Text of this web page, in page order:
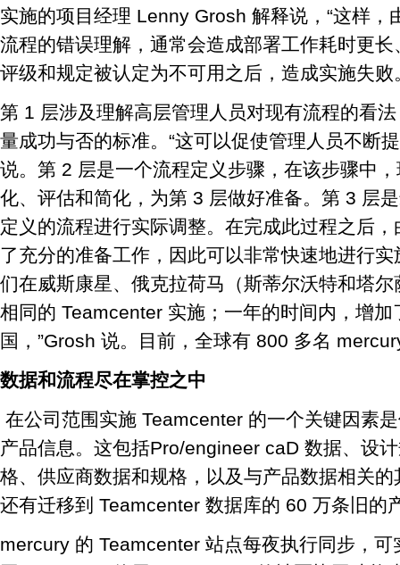
实施的项目经理 Lenny Grosh 解释说，“这样，
流程的错误理解，通常会造成部署工作耗时更
评级和规定被认定为不可用之后，造成实施失败
第 1 层涉及理解高层管理人员对现有流程的看
量成功与否的标准。“这可以促使管理人员不断
说。第 2 层是一个流程定义步骤，在该步骤中
化、评估和简化，为第 3 层做好准备。第 3 层
定义的流程进行实际调整。在完成此过程之后
了充分的准备工作，因此可以非常快速地进行
们在威斯康星、俄克拉荷马（斯蒂尔沃特和塔
相同的 Teamcenter 实施；一年的时间内，增加
国，”Grosh 说。目前，全球有 800 多名
数据和流程尽在掌控之中
在公司范围实施 Teamcenter 的一个关键因素
产品信息。这包括Pro/engineer caD 数据、设
格、供应商数据和规格，以及与产品数据相关
还有迁移到 Teamcenter 数据库的 60 万条旧的
mercury 的 Teamcenter 站点每夜执行同步，